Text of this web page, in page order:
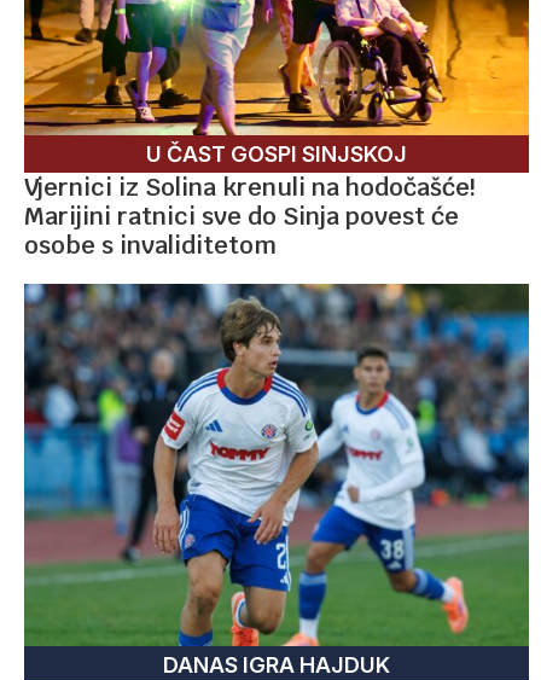
U ČAST GOSPI SINJSKOJ
Vjernici iz Solina krenuli na hodočašće!
Marijini ratnici sve do Sinja povest će
osobe s invaliditetom
DANAS IGRA HAJDUK